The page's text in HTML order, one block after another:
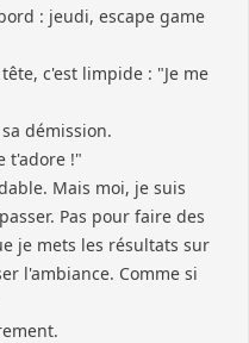
: jeudi, escape game
c'est limpide : "Je me
démission.
t'adore !"
Mais moi, je suis
Pas pour faire des
je mets les résultats sur
l'ambiance. Comme si